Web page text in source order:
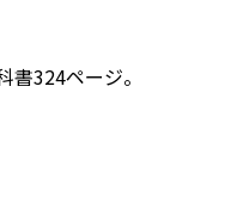
324ページ。